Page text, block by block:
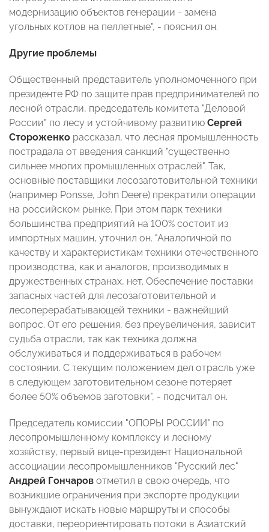
модернизацию объектов генерации - замена
угольных котлов на пеллетные", - пояснил он.
Другие проблемы
Общественный представитель уполномоченного при
президенте РФ по защите прав предпринимателей по
лесной отрасли, председатель комитета "Деловой
России" по лесу и устойчивому развитию Сергей
Стороженко рассказал, что лесная промышленность
пострадала от введения санкций "существенно
сильнее многих промышленных отраслей". Так,
основные поставщики лесозаготовительной техники
(например Ponsse, John Deere) прекратили операции
на российском рынке. При этом парк техники
большинства предприятий на 100% состоит из
импортных машин, уточнил он. "Аналогичной по
качеству и характеристикам техники отечественного
производства, как и аналогов, производимых в
дружественных странах, нет. Обеспечение поставки
запасных частей для лесозаготовительной и
лесоперерабатывающей техники - важнейший
вопрос. От его решения, без преувеличения, зависит
судьба отрасли, так как техника должна
обслуживаться и поддерживаться в рабочем
состоянии. С текущим положением дел отрасль уже
в следующем заготовительном сезоне потеряет
более 50% объемов заготовки", - подсчитал он.
Председатель комиссии "ОПОРЫ РОССИИ" по
лесопромышленному комплексу и лесному
хозяйству, первый вице-президент Национальной
ассоциации лесопромышленников "Русский лес"
Андрей Гончаров отметил в свою очередь, что
возникшие ограничения при экспорте продукции
вынуждают искать новые маршруты и способы
доставки, переориентировать потоки в Азиатский